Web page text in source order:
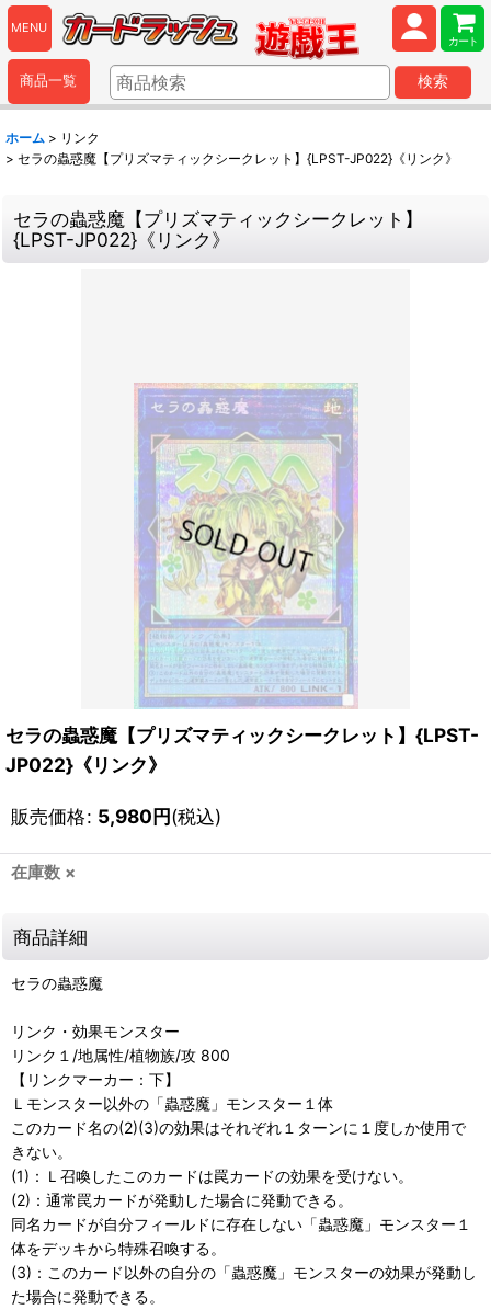
MENU
カート
商品一覧 検索
ホーム > リンク
> セラの蟲惑魔【プリズマティックシークレット】{LPST-JP022}《リンク》
セラの蟲惑魔【プリズマティックシークレット】
{LPST-JP022}《リンク》
セラの蟲惑魔【プリズマティックシークレット】{LPST-
JP022}《リンク》
販売価格: 5,980円(税込)
在庫数 ×
商品詳細
セラの蟲惑魔
リンク・効果モンスター
リンク１/地属性/植物族/攻 800
【リンクマーカー：下】
Ｌモンスター以外の「蟲惑魔」モンスター１体
このカード名の(2)(3)の効果はそれぞれ１ターンに１度しか使用で
きない。
(1)：Ｌ召喚したこのカードは罠カードの効果を受けない。
(2)：通常罠カードが発動した場合に発動できる。
同名カードが自分フィールドに存在しない「蟲惑魔」モンスター１
体をデッキから特殊召喚する。
(3)：このカード以外の自分の「蟲惑魔」モンスターの効果が発動し
た場合に発動できる。